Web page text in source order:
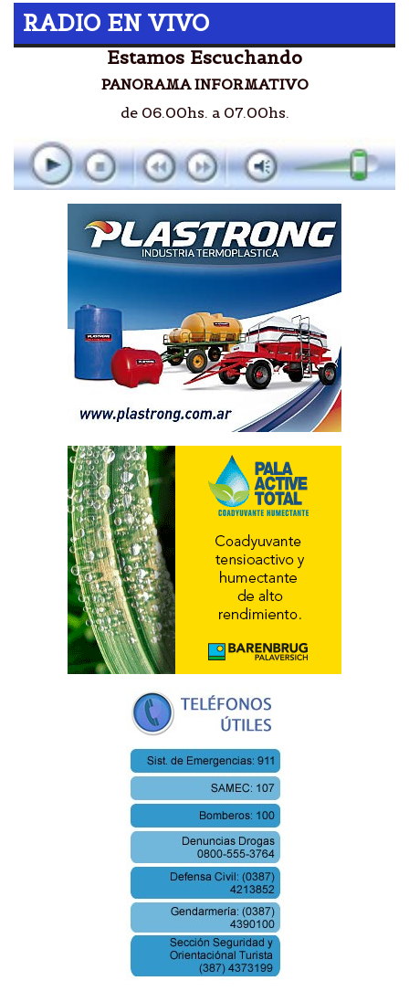
RADIO EN VIVO
Estamos Escuchando
PANORAMA INFORMATIVO
de 06.00hs. a 07.00hs.